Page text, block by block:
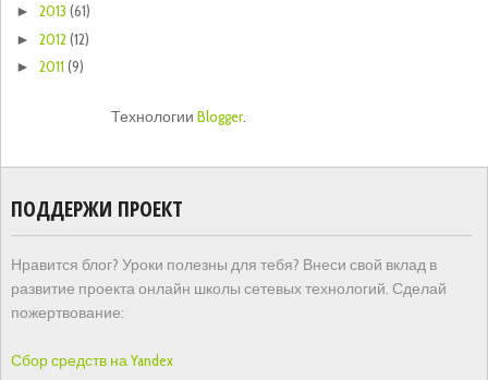
►2013(61)
►2012(12)
►2011(9)
ТехнологииBlogger.
ПОДДЕРЖИ ПРОЕКТ
Нравится блог? Уроки полезны для тебя? Внеси свой вклад в
развитие проекта онлайн школы сетевых технологий. Сделай
пожертвование:
Сбор средств на Yandex